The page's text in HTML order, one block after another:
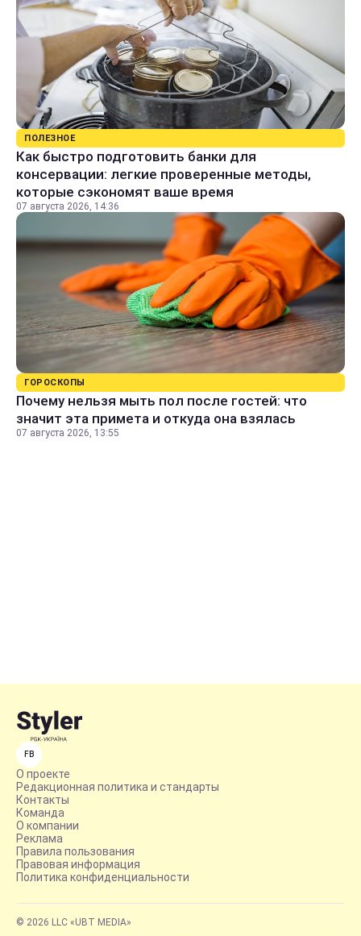
ПОЛЕЗНОЕ
Как быстро подготовить банки для
консервации: легкие проверенные методы,
которые сэкономят ваше время
07 августа 2026, 14:36
ГОРОСКОПЫ
Почему нельзя мыть пол после гостей: что
значит эта примета и откуда она взялась
07 августа 2026, 13:55
FB
О проекте
Редакционная политика и стандарты
Контакты
Команда
О компании
Реклама
Правила пользования
Правовая информация
Политика конфиденциальности
© 2026 LLC «UBT MEDIA»